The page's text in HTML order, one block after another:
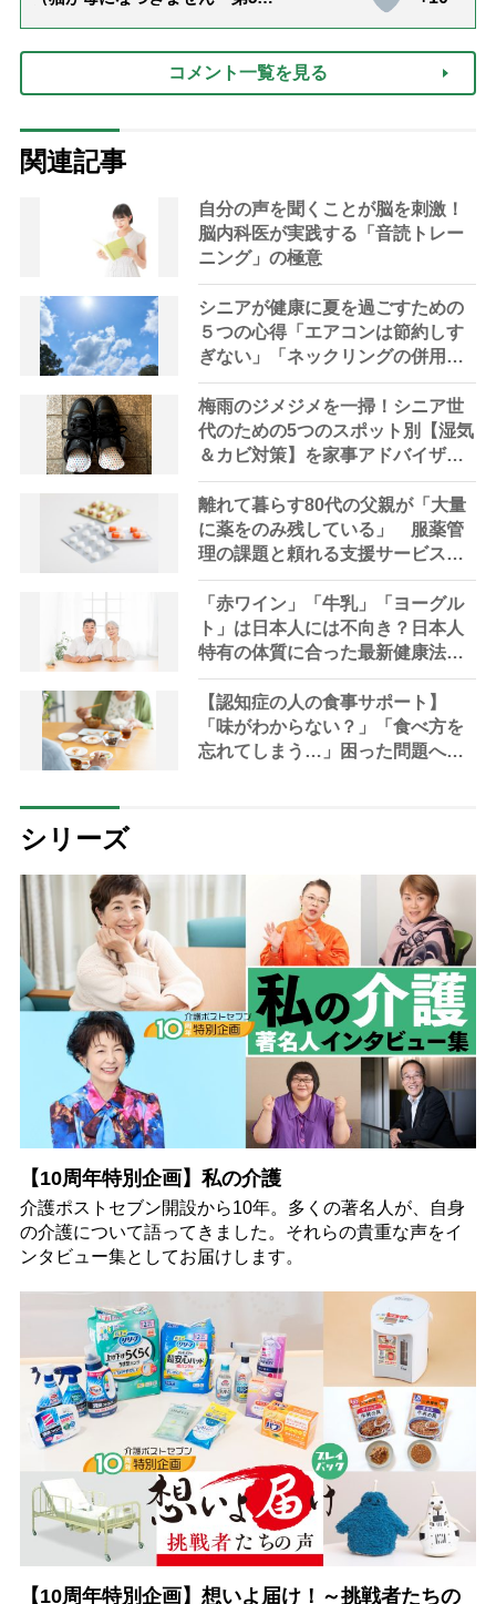
コメント一覧を見る
関連記事
自分の声を聞くことが脳を刺激！
脳内科医が実践する「音読トレー
ニング」の極意
シニアが健康に夏を過ごすための
５つの心得「エアコンは節約しす
ぎない」「ネックリングの併用で
電気代をお得に」【節約＆家事ア
ドバイザー解説】
梅雨のジメジメを一掃！シニア世
代のための5つのスポット別【湿気
＆カビ対策】を家事アドバイザー
が指南
離れて暮らす80代の父親が「大量
に薬をのみ残している」 服薬管
理の課題と頼れる支援サービスを
専門家が解説
「赤ワイン」「牛乳」「ヨーグル
ト」は日本人には不向き？日本人
特有の体質に合った最新健康法を
内科医が指南
【認知症の人の食事サポート】
「味がわからない？」「食べ方を
忘れてしまう…」困った問題への5
シリーズ
【10周年特別企画】私の介護
介護ポストセブン開設から10年。多くの著名人が、自身
の介護について語ってきました。それらの貴重な声をイ
ンタビュー集としてお届けします。
【10周年特別企画】想いよ届け！～挑戦者たちの